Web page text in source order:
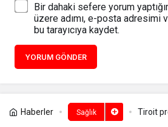
Bir dahaki sefere yorum
üzere adımı, e-posta
bu tarayıcıya kaydet.
YORUM GÖNDER
Haberler Sağlık Tiroit